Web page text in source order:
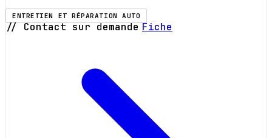
ENTRETIEN ET RÉPARATION AUTO
// Contact sur demande Fiche